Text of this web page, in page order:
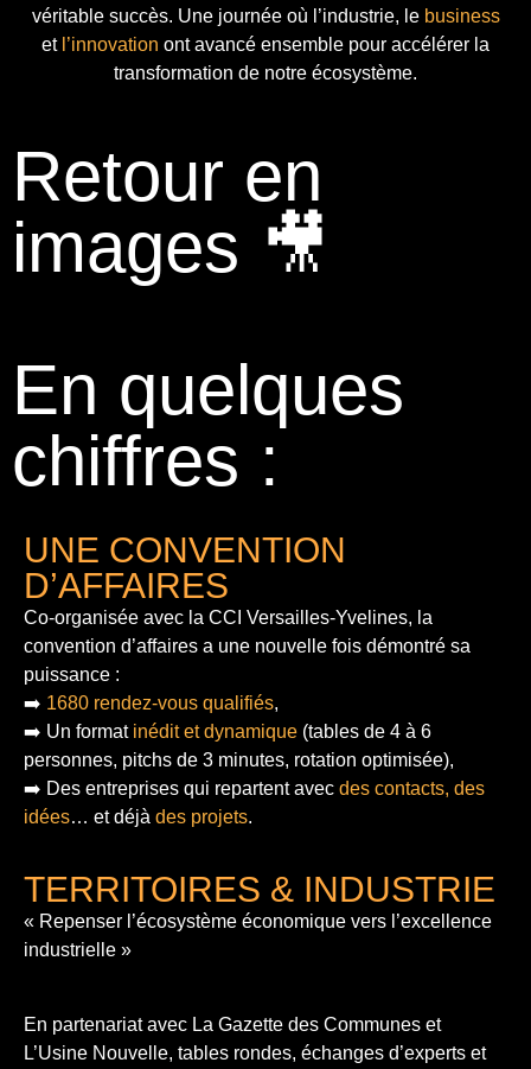
véritable succès. Une journée où l’industrie, le business
et l’innovation ont avancé ensemble pour accélérer la
transformation de notre écosystème.
Retour en
images 🎥
En quelques
chiffres :
UNE CONVENTION
D’AFFAIRES
Co-organisée avec la CCI Versailles-Yvelines, la
convention d’affaires a une nouvelle fois démontré sa
puissance :
➡️ 1680 rendez-vous qualifiés,
➡️ Un format inédit et dynamique (tables de 4 à 6
personnes, pitchs de 3 minutes, rotation optimisée),
➡️ Des entreprises qui repartent avec des contacts, des
idées… et déjà des projets.
TERRITOIRES & INDUSTRIE
« Repenser l’écosystème économique vers l’excellence
industrielle »
En partenariat avec La Gazette des Communes et
L’Usine Nouvelle, tables rondes, échanges d’experts et